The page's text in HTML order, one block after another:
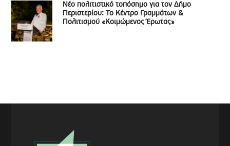
Νέο πολιτιστικό τοπόσημο για τον Δήμο
Περιστερίου: Το Κέντρο Γραμμάτων &
Πολιτισμού «Κοιμώμενος Έρωτας»